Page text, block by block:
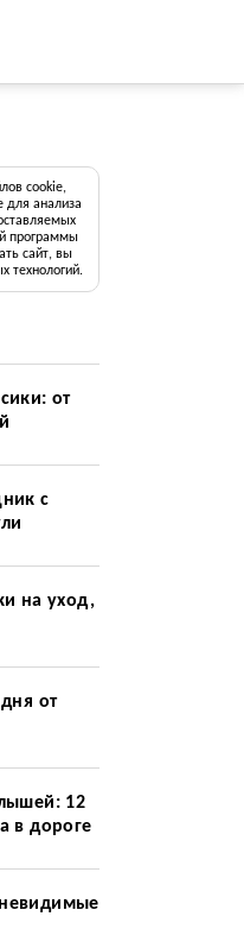
cookie,
для анализа
программы
сайт, вы
технологий.
от
с
на уход,
от
12
в дороге